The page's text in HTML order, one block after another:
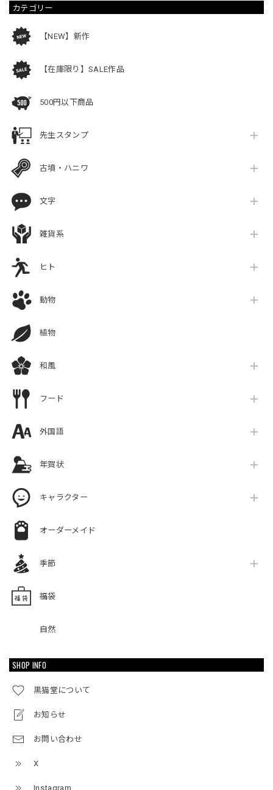
カテゴリー
【NEW】新作
【在庫限り】SALE作品
500円以下商品
先生スタンプ
古墳・ハニワ
文字
雑貨系
ヒト
動物
植物
和風
フード
外国語
年賀状
キャラクター
オーダーメイド
季節
福袋
自然
SHOP INFO
黒猫堂について
お知らせ
お問い合わせ
X
Instagram